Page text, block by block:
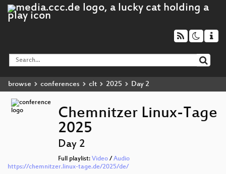
browse conferences clt 2025 Day 2
Chemnitzer Linux-Tage
2025
Day 2
Full playlist:Video /Audio
https://chemnitzer.linux-tage.de/2025/de/